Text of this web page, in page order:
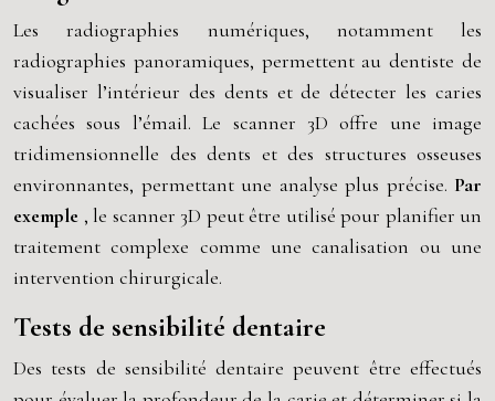
Les radiographies numériques, notamment les
radiographies panoramiques, permettent au dentiste de
visualiser l’intérieur des dents et de détecter les caries
cachées sous l’émail. Le scanner 3D offre une image
tridimensionnelle des dents et des structures osseuses
environnantes, permettant une analyse plus précise. Par
exemple , le scanner 3D peut être utilisé pour planifier un
traitement complexe comme une canalisation ou une
intervention chirurgicale.
Tests de sensibilité dentaire
Des tests de sensibilité dentaire peuvent être effectués